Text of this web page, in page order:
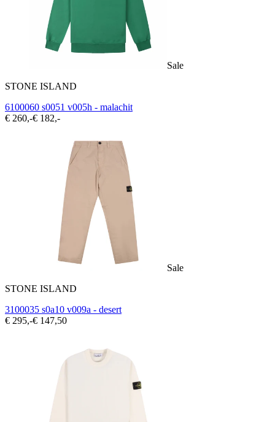
Sale
STONE ISLAND
6100060 s0051 v005h - malachit
€ 260,-€ 182,-
Sale
STONE ISLAND
3100035 s0a10 v009a - desert
€ 295,-€ 147,50